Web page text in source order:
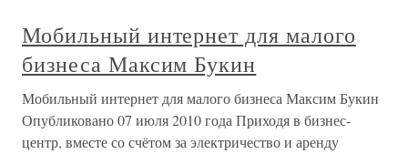
Мобильный интернет для малого
бизнеса Максим Букин
Мобильный интернет для малого бизнеса Максим Букин
Опубликовано 07 июля 2010 года Приходя в бизнес-
центр, вместе со счётом за электричество и аренду